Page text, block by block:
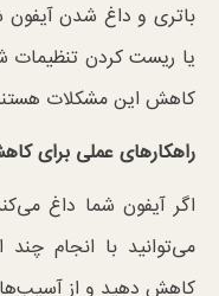
باتری و داغ شدن
یا ریست کردن تنظیمات
کاهش این مشکلات
راهکارهای عملی برای
اگر آیفون شما داغ
می‌توانید با انجام
کاهش دهید و از